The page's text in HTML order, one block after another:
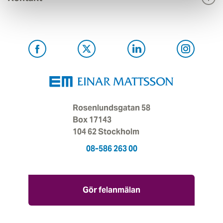
Rosenlundsgatan 58
Box 17143
104 62 Stockholm
08-586 263 00
Gör felanmälan